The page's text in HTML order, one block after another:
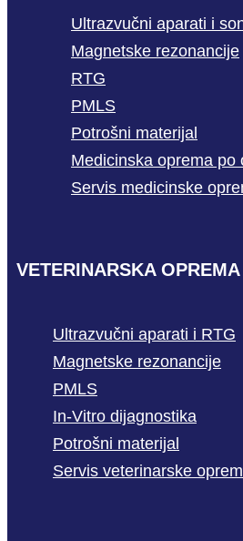
Ultrazvučni aparati i
Magnetske rezonancije
RTG
PMLS
Potrošni materijal
Medicinska oprema po
Servis medicinske
VETERINARSKA OPREMA
Ultrazvučni aparati i RTG
Magnetske rezonancije
PMLS
In-Vitro dijagnostika
Potrošni materijal
Servis veterinarske